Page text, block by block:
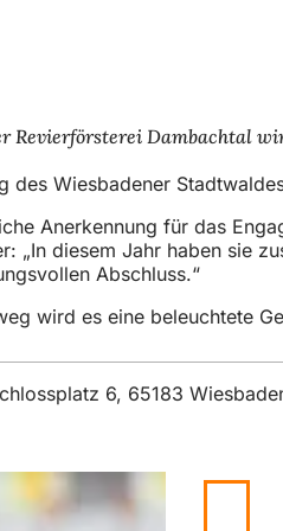
Dambachtal
Wiesbadener
Anerkennung für das
diesem Jahr haben sie
Abschluss.“
wird es eine beleuchtete
6, 65183